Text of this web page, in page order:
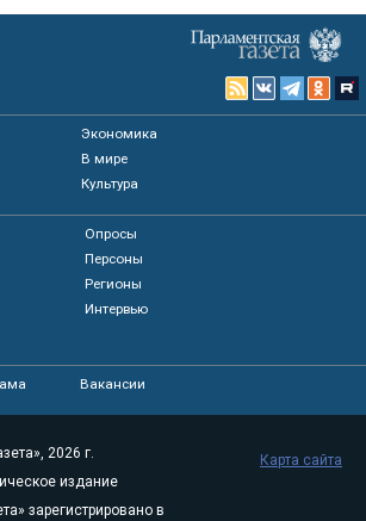
Экономика
В мире
Культура
Опросы
Персоны
Регионы
Интервью
Вакансии
2026 г.
издание
зарегистрировано в
Карта сайта